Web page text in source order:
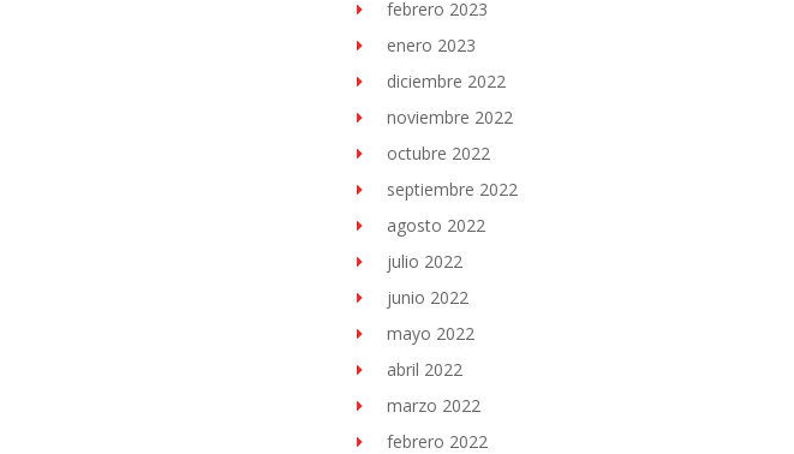
febrero 2023
enero 2023
diciembre 2022
noviembre 2022
octubre 2022
septiembre 2022
agosto 2022
julio 2022
junio 2022
mayo 2022
abril 2022
marzo 2022
febrero 2022